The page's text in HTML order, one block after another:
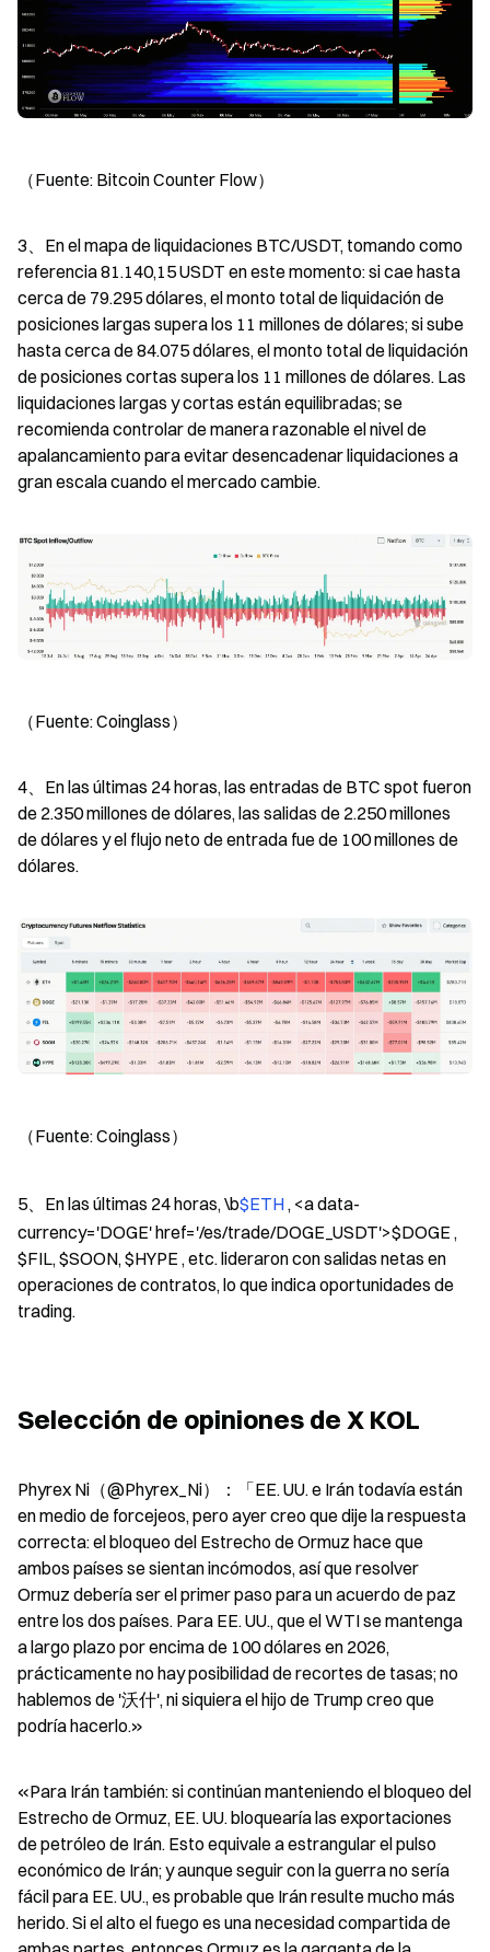
（Fuente: Bitcoin Counter Flow）
3、En el mapa de liquidaciones BTC/USDT, tomando como
referencia 81.140,15 USDT en este momento: si cae hasta
cerca de 79.295 dólares, el monto total de liquidación de
posiciones largas supera los 11 millones de dólares; si sube
hasta cerca de 84.075 dólares, el monto total de liquidación
de posiciones cortas supera los 11 millones de dólares. Las
liquidaciones largas y cortas están equilibradas; se
recomienda controlar de manera razonable el nivel de
apalancamiento para evitar desencadenar liquidaciones a
gran escala cuando el mercado cambie.
（Fuente: Coinglass）
4、En las últimas 24 horas, las entradas de BTC spot fueron
de 2.350 millones de dólares, las salidas de 2.250 millones
de dólares y el flujo neto de entrada fue de 100 millones de
dólares.
（Fuente: Coinglass）
5、En las últimas 24 horas, \b$ETH , <a data-
currency='DOGE' href='/es/trade/DOGE_USDT'>$DOGE ,
$FIL, $SOON, $HYPE , etc. lideraron con salidas netas en
operaciones de contratos, lo que indica oportunidades de
trading.
Selección de opiniones de X KOL
Phyrex Ni（@Phyrex_Ni）：「EE. UU. e Irán todavía están
en medio de forcejeos, pero ayer creo que dije la respuesta
correcta: el bloqueo del Estrecho de Ormuz hace que
ambos países se sientan incómodos, así que resolver
Ormuz debería ser el primer paso para un acuerdo de paz
entre los dos países. Para EE. UU., que el WTI se mantenga
a largo plazo por encima de 100 dólares en 2026,
prácticamente no hay posibilidad de recortes de tasas; no
hablemos de '沃什', ni siquiera el hijo de Trump creo que
podría hacerlo.»
«Para Irán también: si continúan manteniendo el bloqueo del
Estrecho de Ormuz, EE. UU. bloquearía las exportaciones
de petróleo de Irán. Esto equivale a estrangular el pulso
económico de Irán; y aunque seguir con la guerra no sería
fácil para EE. UU., es probable que Irán resulte mucho más
herido. Si el alto el fuego es una necesidad compartida de